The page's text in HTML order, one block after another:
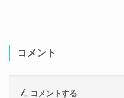
コメント
コメントする